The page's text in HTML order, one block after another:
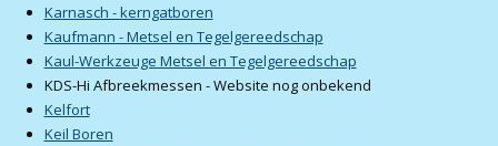
Karnasch - kerngatboren
Kaufmann - Metsel en Tegelgereedschap
Kaul-Werkzeuge Metsel en Tegelgereedschap
KDS-Hi Afbreekmessen - Website nog onbekend
Kelfort
Keil Boren